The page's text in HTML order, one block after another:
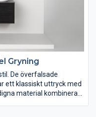
Gryning
De överfalsade
ett klassiskt uttryck med
material kombineras